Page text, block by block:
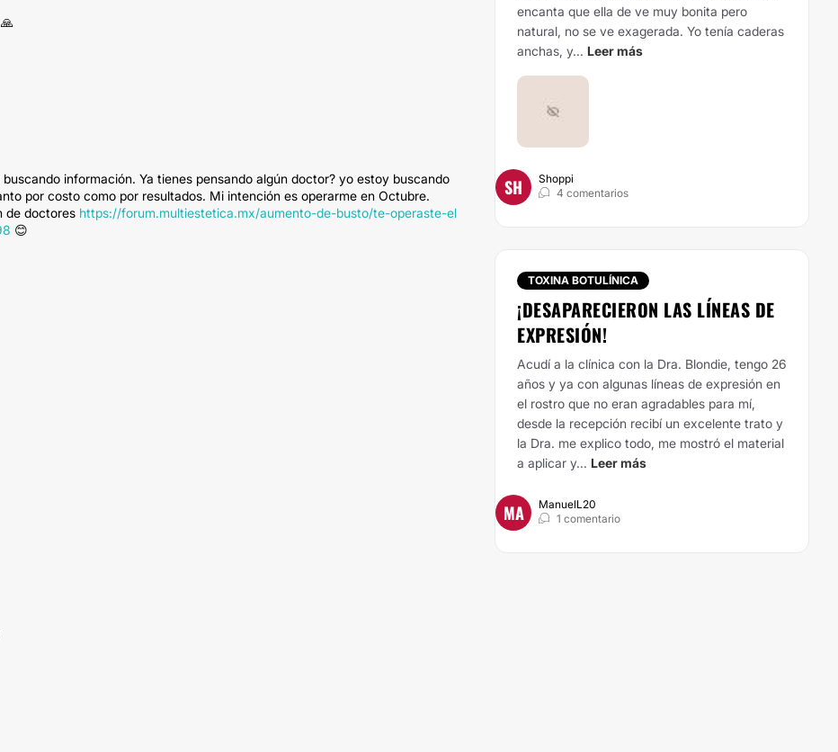
información. Ya tienes pensando algún doctor? yo estoy buscando
por costo como por resultados. Mi intención es operarme en Octubre.
de doctores https://forum.multiestetica.mx/aumento-de-busto/te-operaste-el
😊
encanta que ella de ve muy bonita pero
natural, no se ve exagerada. Yo tenía caderas
anchas, y... Leer más
SH
Shoppi
4 comentarios
TOXINA BOTULÍNICA
¡DESAPARECIERON LAS LÍNEAS DE
EXPRESIÓN!
Acudí a la clínica con la Dra. Blondie, tengo 26
años y ya con algunas líneas de expresión en
el rostro que no eran agradables para mí,
desde la recepción recibí un excelente trato y
la Dra. me explico todo, me mostró el material
a aplicar y... Leer más
MA
ManuelL20
1 comentario